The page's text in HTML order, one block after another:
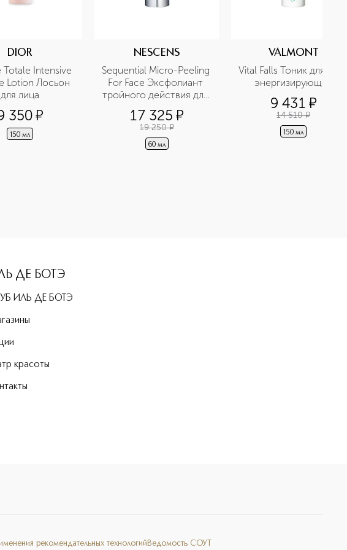
DIOR
Totale Intensive
Lotion Лосьон
для лица
350¤
150 мл
NESCENS
Sequential Micro-Peeling
For Face Эксфолиант
тройного действия для
лица
17 325 ¤
19 250 ¤
60 мл
VALMONT
Vital Falls Тоник для
энергизирующий
9 431 ¤
14 510 ¤
150 мл
ДЕ БОТЭ
ИЛЬ ДЕ БОТЭ
красоты
рекомендательных технологий Ведомость СОУТ